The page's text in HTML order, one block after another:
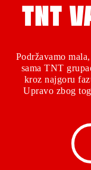
TNT
Podržavamo
sama TNT
kroz najgoru
Upravo zbog